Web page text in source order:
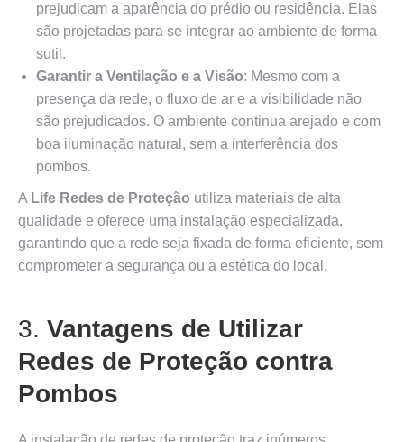
prejudicam a aparência do prédio ou residência. Elas
são projetadas para se integrar ao ambiente de forma
sutil.
Garantir a Ventilação e a Visão: Mesmo com a
presença da rede, o fluxo de ar e a visibilidade não
são prejudicados. O ambiente continua arejado e com
boa iluminação natural, sem a interferência dos
pombos.
A Life Redes de Proteção utiliza materiais de alta
qualidade e oferece uma instalação especializada,
garantindo que a rede seja fixada de forma eficiente, sem
comprometer a segurança ou a estética do local.
3. Vantagens de Utilizar
Redes de Proteção contra
Pombos